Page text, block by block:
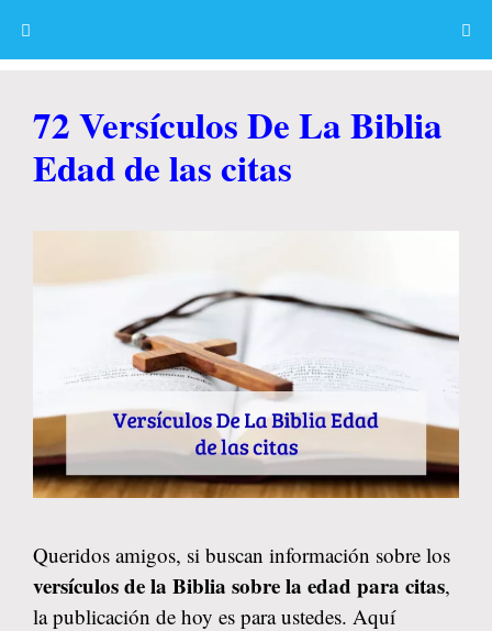
72 Versículos De La Biblia
Edad de las citas
Queridos amigos, si buscan información sobre los
versículos de la Biblia sobre la edad para citas,
la publicación de hoy es para ustedes. Aquí